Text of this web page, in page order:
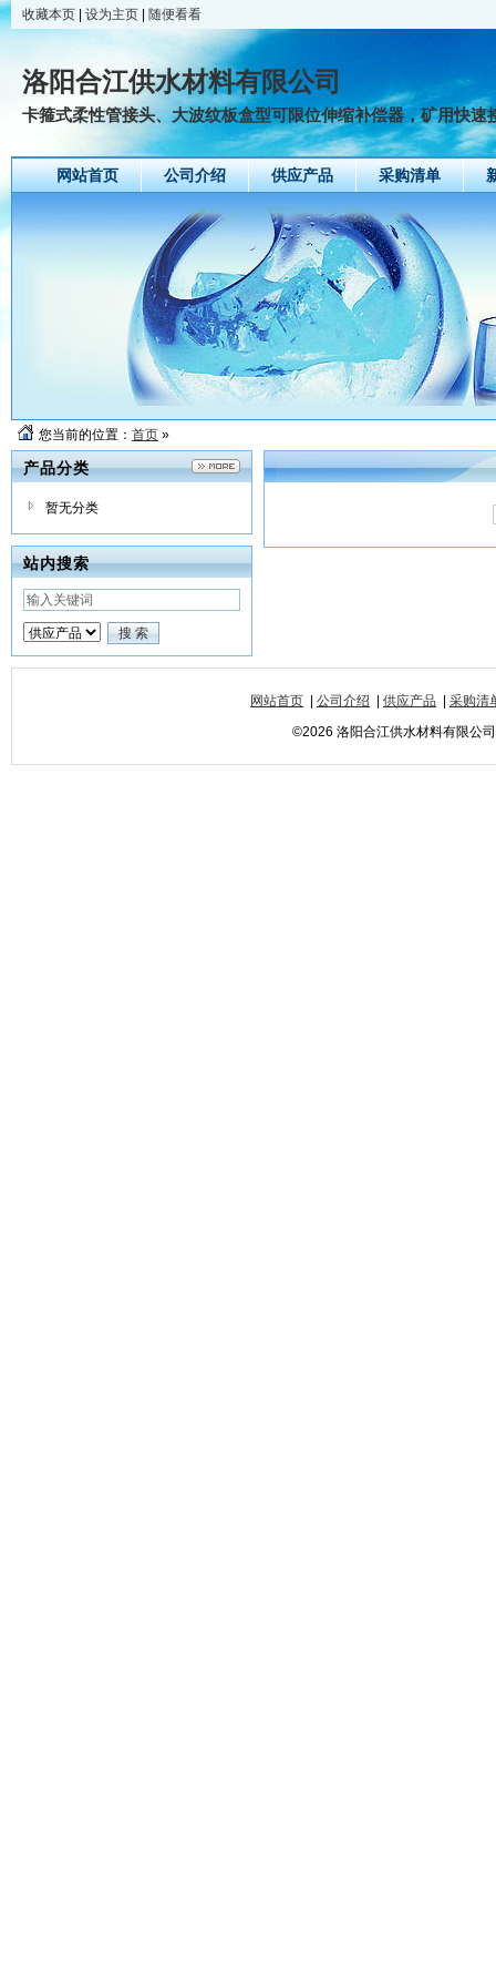
收藏本页 设为主页 随便看看
洛阳合江供水材料有限公司
卡箍式柔性管接头、大波纹板盒型可限位伸缩补偿器，矿用快速
网站首页 公司介绍 供应产品 采购清单
您当前的位置： 首页 »
产品分类
暂无分类
站内搜索
网站首页 公司介绍 供应产品
采购清
©2026 洛阳合江供水材料有限公